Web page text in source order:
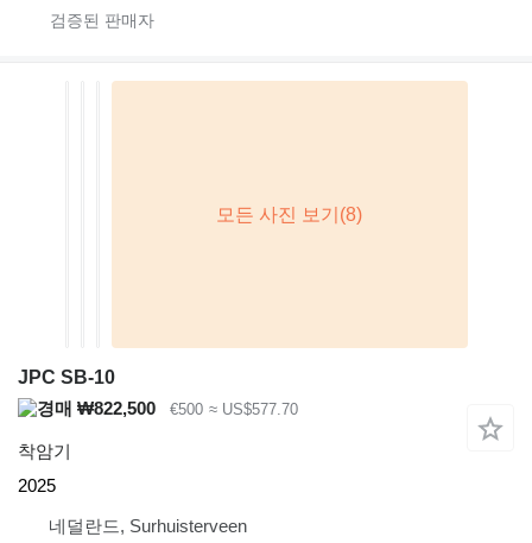
JPC SB-10
₩822,500
€500 ≈ US$577.70
착암기
2025
네덜란드, Surhuisterveen